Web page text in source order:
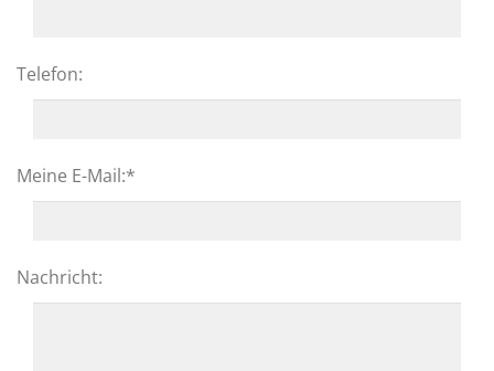
Telefon:
Meine E-Mail:*
Nachricht: